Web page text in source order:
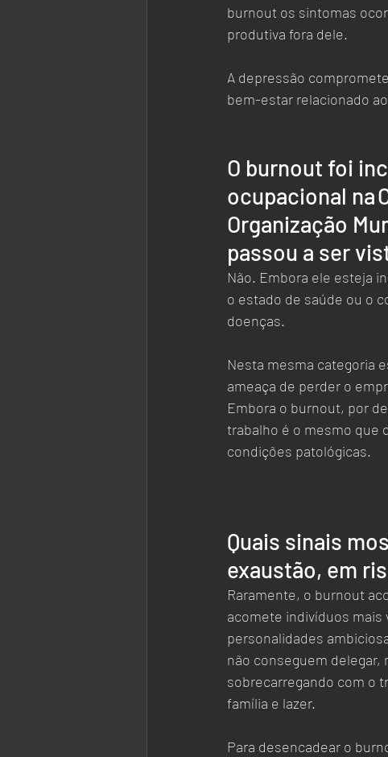
burnout os sintomas
produtiva fora dele.
A depressão
bem-estar relacionado
O burnout foi
ocupacional na
Organização
passou a ser
Não. Embora ele esteja
o estado de saúde ou o
doenças.
Nesta mesma categoria
ameaça de perder o
Embora o burnout, por
trabalho é o mesmo que
condições patológicas.
Quais sinais
exaustão, em
Raramente, o burnout
acomete indivíduos
personalidades
não conseguem delegar,
sobrecarregando com o
família e lazer.
Para desencadear o